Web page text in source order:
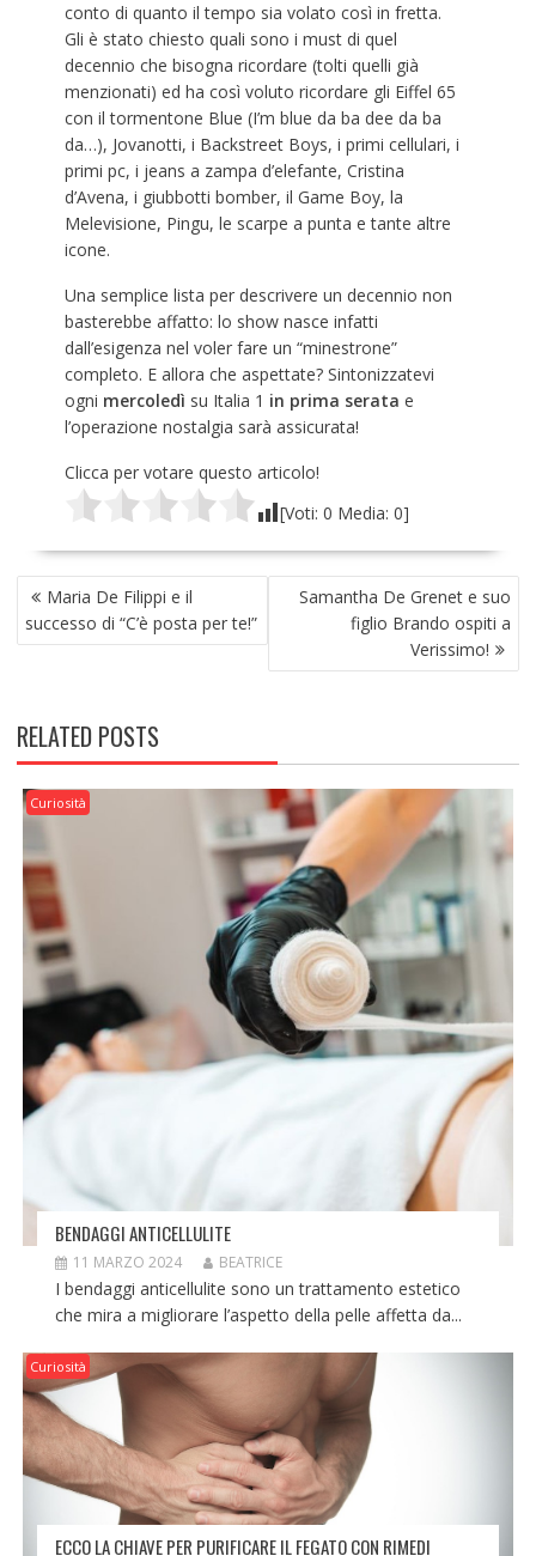
conto di quanto il tempo sia volato così in fretta.
Gli è stato chiesto quali sono i must di quel
decennio che bisogna ricordare (tolti quelli già
menzionati) ed ha così voluto ricordare gli Eiffel 65
con il tormentone Blue (I’m blue da ba dee da ba
da…), Jovanotti, i Backstreet Boys, i primi cellulari, i
primi pc, i jeans a zampa d’elefante, Cristina
d’Avena, i giubbotti bomber, il Game Boy, la
Melevisione, Pingu, le scarpe a punta e tante altre
icone.
Una semplice lista per descrivere un decennio non
basterebbe affatto: lo show nasce infatti
dall’esigenza nel voler fare un “minestrone”
completo. E allora che aspettate? Sintonizzatevi
ogni mercoledì su Italia 1 in prima serata e
l’operazione nostalgia sarà assicurata!
Clicca per votare questo articolo!
[Voti: 0 Media: 0]
NAVIGAZIONE
ARTICOLI
Maria De Filippi e il
successo di “C’è posta per te!”
Samantha De Grenet e suo
figlio Brando ospiti a
Verissimo!
RELATED POSTS
Curiosità
BENDAGGI ANTICELLULITE
11 MARZO 2024 BEATRICE
I bendaggi anticellulite sono un trattamento estetico
che mira a migliorare l’aspetto della pelle affetta da...
Curiosità
ECCO LA CHIAVE PER PURIFICARE IL FEGATO CON RIMEDI